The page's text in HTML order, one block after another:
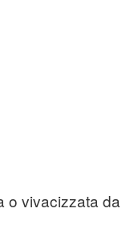
o vivacizzata da